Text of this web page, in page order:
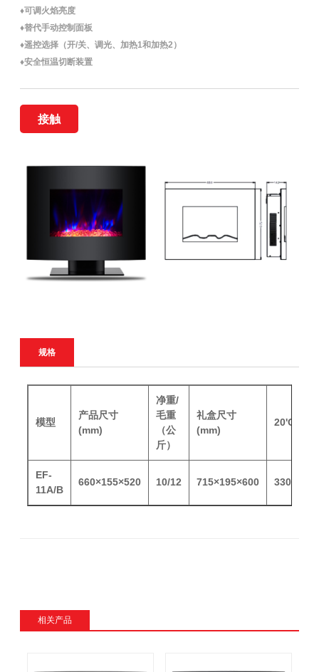
♦可调火焰亮度
♦替代手动控制面板
♦遥控选择（开/关、调光、加热1和加热2）
♦安全恒温切断装置
接触
规格
模型
产品尺寸
(mm)
净重/
毛重
（公
斤）
礼盒尺寸
(mm)
EF-
11A/B
660×155×520 10/12 715×195×600 330
相关产品